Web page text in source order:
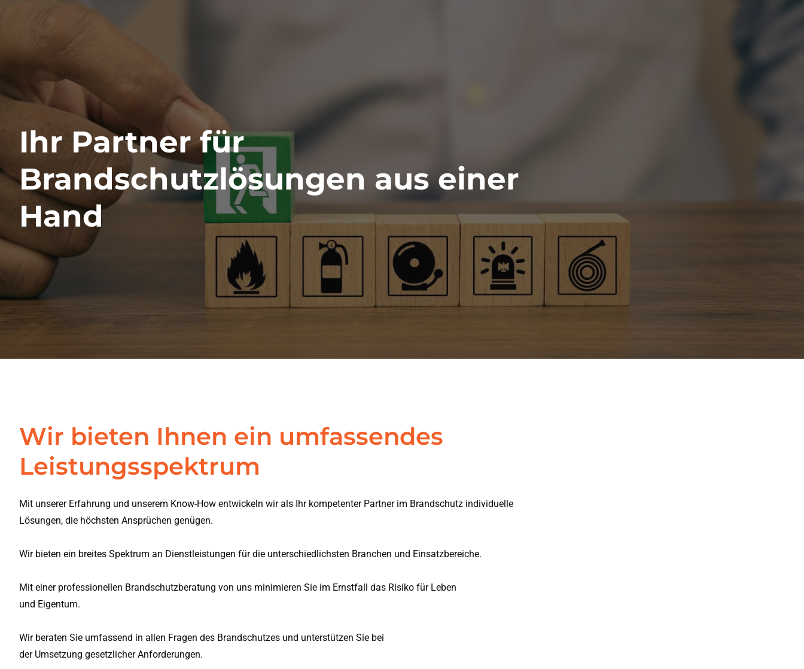
Ihr Partner für
Brandschutzlösungen aus einer
Hand
Wir bieten Ihnen ein umfassendes
Leistungsspektrum
Mit unserer Erfahrung und unserem Know-How entwickeln wir als Ihr kompetenter Partner im Brandschutz individuelle
Lösungen, die höchsten Ansprüchen genügen.
Wir bieten ein breites Spektrum an Dienstleistungen für die unterschiedlichsten Branchen und Einsatzbereiche.
Mit einer professionellen Brandschutzberatung von uns minimieren Sie im Ernstfall das Risiko für Leben
und Eigentum.
Wir beraten Sie umfassend in allen Fragen des Brandschutzes und unterstützen Sie bei
der Umsetzung gesetzlicher Anforderungen.